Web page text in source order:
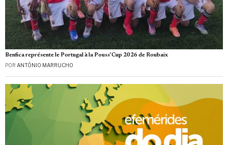
Benfica représente le Portugal à la Pouss’Cup 2026 de Roubaix
POR ANTÓNIO MARRUCHO